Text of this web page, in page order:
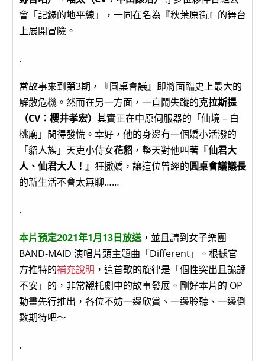
會「記錄的地平線」，一同在名為『秋葉原街』的舞台
上展開冒險。
.
當故事來到第3期，『圓桌會議』即將面臨史上最大的
解散危機。然而在另一方面，一直鬧失蹤的克拉斯提
（CV：櫻井孝宏） 其實正在中原伺服器的「仙境 – 白
桃廟」閒得發慌。幸好，他的身邊有一個嬌小活潑的
「貂人族」天吏小侍女花貂 ，整天對他叫著『仙君大
人、仙君大人！ 』狂撒嬌，讓這位曾經的圓桌會議議長
的新生活不會太無聊……
.
本片預定2021年1月13日放送，並且請到女子樂團
BAND-MAID 演唱片頭主題曲「Different」。根據官
方推特的補充說明 ，這首歌的旋律是「個性突出且詭譎
不安」的，非常襯托劇中的故事發展。剛好本片的 OP
動畫先行推出，各位不妨一邊欣賞、一邊聆聽、一邊倒
數期待吧～
.